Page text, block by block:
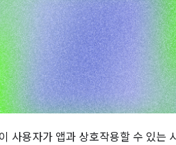
사용자가 앱과 상호작용할 수 있는